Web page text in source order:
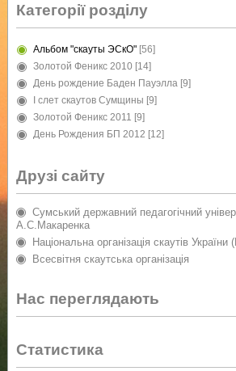
Категорії розділу
Альбом "скауты ЭСкО" [56]
Золотой Феникс 2010 [14]
День рождение Баден Пауэлла [9]
I слет скаутов Сумщины [9]
Золотой Феникс 2011 [9]
День Рождения БП 2012 [12]
Друзі сайту
Сумський державний педагогічний
А.С.Макаренка
Національна організація скаутів
Всесвітня скаутська організація
Нас переглядають
Статистика